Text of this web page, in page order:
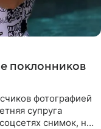
поклонников
фотографией
супруга
снимок, на